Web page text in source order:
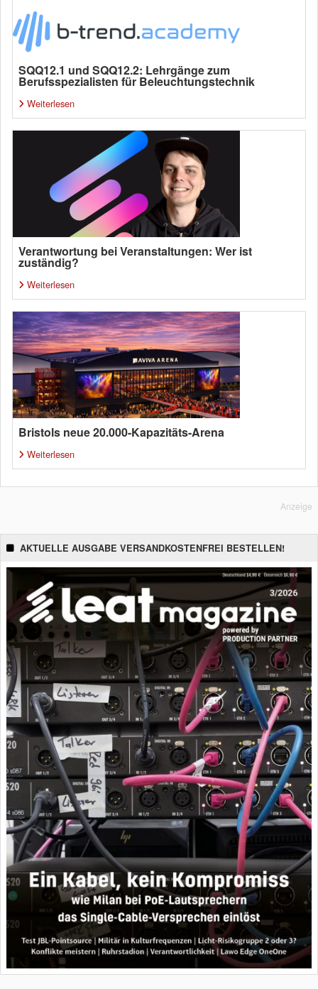
SQQ12.1 und SQQ12.2: Lehrgänge zum
Berufsspezialisten für Beleuchtungstechnik
Weiterlesen
Verantwortung bei Veranstaltungen: Wer ist
zuständig?
Weiterlesen
Bristols neue 20.000-Kapazitäts-Arena
Weiterlesen
Anzeige
AKTUELLE AUSGABE VERSANDKOSTENFREI BESTELLEN!